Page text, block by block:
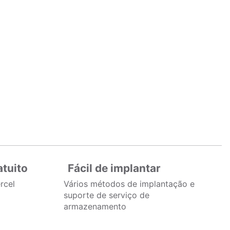
Fácil de implantar
Vários métodos de implantação e
suporte de serviço de
armazenamento